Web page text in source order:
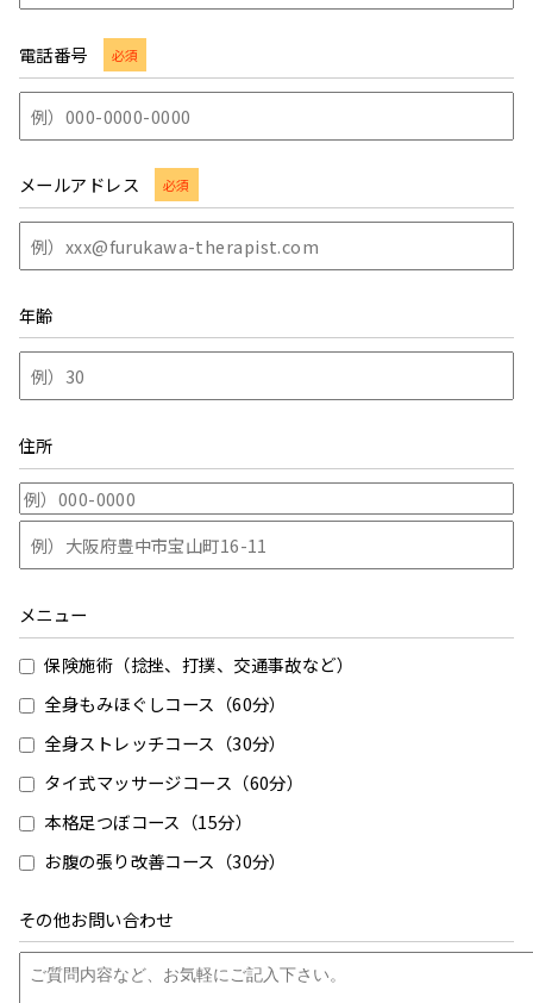
電話番号 必須
メールアドレス 必須
年齢
住所
メニュー
保険施術（捻挫、打撲、交通事故など）
全身もみほぐしコース（60分）
全身ストレッチコース（30分）
タイ式マッサージコース（60分）
本格足つぼコース（15分）
お腹の張り改善コース（30分）
その他お問い合わせ